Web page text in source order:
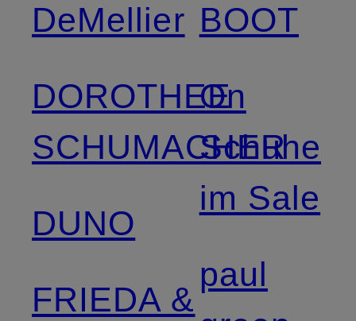
DeMellier
DOROTHEE
SCHUMACHER
DUNO
FRIEDA &
BOOT
On
Schuhe
im Sale
paul